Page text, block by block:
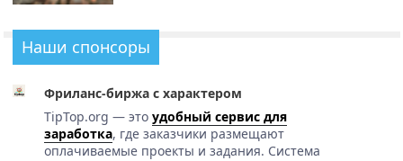
Наши спонсоры
Фриланс-биржа с характером
TipTop.org — это удобный сервис для
заработка, где заказчики размещают
оплачиваемые проекты и задания. Система